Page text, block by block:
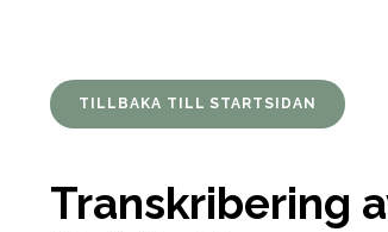
TILLBAKA TILL STARTSIDAN
Transkribering